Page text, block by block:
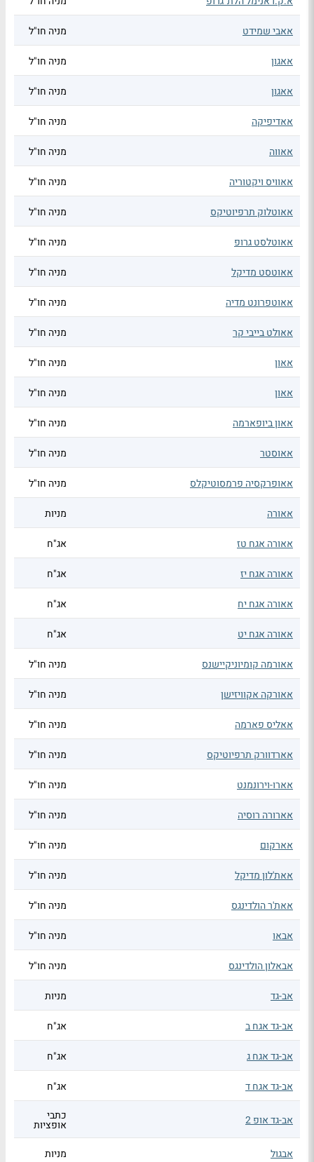
אאבי שמידט מניה חו"ל
אאגון מניה חו"ל
אאגון מניה חו"ל
אאדיפיקה מניה חו"ל
אאווה מניה חו"ל
אאוויס ויקטוריה מניה חו"ל
אאוטלוק תרפיוטיקס מניה חו"ל
אאוטלסט גרופ מניה חו"ל
אאוטסט מדיקל מניה חו"ל
אאוטפרונט מדיה מניה חו"ל
אאולט בייבי קר מניה חו"ל
אאון מניה חו"ל
אאון מניה חו"ל
אאון ביופארמה מניה חו"ל
אאוסטר מניה חו"ל
אאופרקסיה פרמסוטיקלס מניה חו"ל
אאורה מניות
אאורה אגח טז אג"ח
אאורה אגח יז אג"ח
אאורה אגח יח אג"ח
אאורה אגח יט אג"ח
אאורמה קומיוניקיישנס מניה חו"ל
אאורקה אקוויזישן מניה חו"ל
אאליס פארמה מניה חו"ל
אארדוורק תרפיוטיקס מניה חו"ל
אארו-וירונמנט מניה חו"ל
אארורה רוסיה מניה חו"ל
אארקום מניה חו"ל
אאת'לון מדיקל מניה חו"ל
אאת'ר הולדינגס מניה חו"ל
אבאו מניה חו"ל
אבאלון הולדינגס מניה חו"ל
אב-גד מניות
אב-גד אגח ב אג"ח
אב-גד אגח ג אג"ח
אב-גד אגח ד אג"ח
אב-גד אופ 2 כתבי
אופציות
אבגול
מניות